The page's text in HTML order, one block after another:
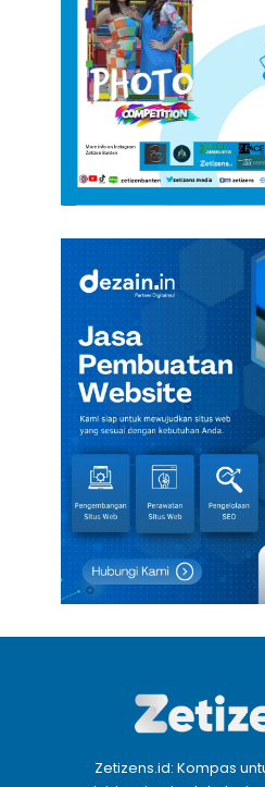
Zetizens.id: Kompas